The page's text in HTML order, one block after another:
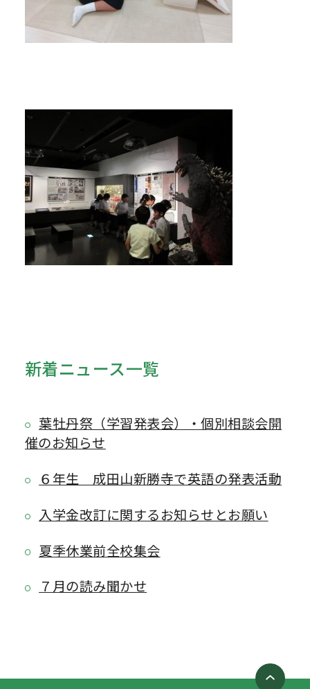
新着ニュース一覧
葉牡丹祭（学習発表会）・個別相談会開
催のお知らせ
６年生 成田山新勝寺で英語の発表活動
入学金改訂に関するお知らせとお願い
夏季休業前全校集会
７月の読み聞かせ